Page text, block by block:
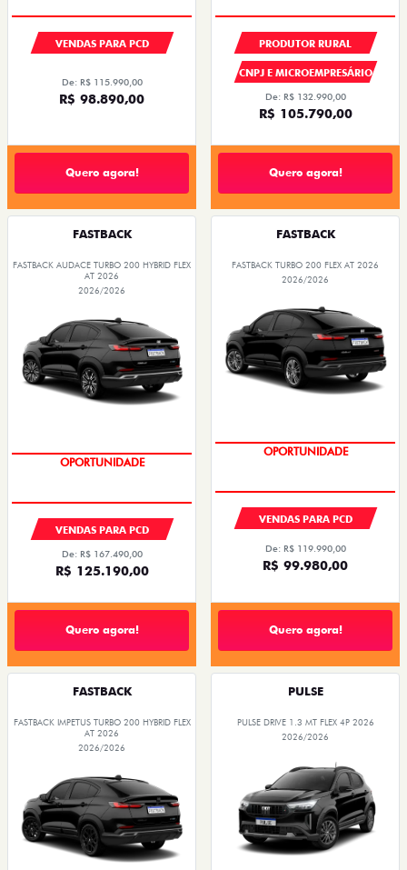
VENDAS PARA PCD
De: R$ 115.990,00
R$ 98.890,00
Quero agora!
PRODUTOR RURAL
CNPJ E MICROEMPRESÁRIO
De: R$ 132.990,00
R$ 105.790,00
Quero agora!
FASTBACK
FASTBACK AUDACE TURBO 200 HYBRID FLEX
AT 2026
2026/2026
OPORTUNIDADE
VENDAS PARA PCD
De: R$ 167.490,00
R$ 125.190,00
Quero agora!
FASTBACK
FASTBACK TURBO 200 FLEX AT 2026
2026/2026
OPORTUNIDADE
VENDAS PARA PCD
De: R$ 119.990,00
R$ 99.980,00
Quero agora!
FASTBACK
FASTBACK IMPETUS TURBO 200 HYBRID FLEX
AT 2026
2026/2026
PULSE
PULSE DRIVE 1.3 MT FLEX 4P 2026
2026/2026